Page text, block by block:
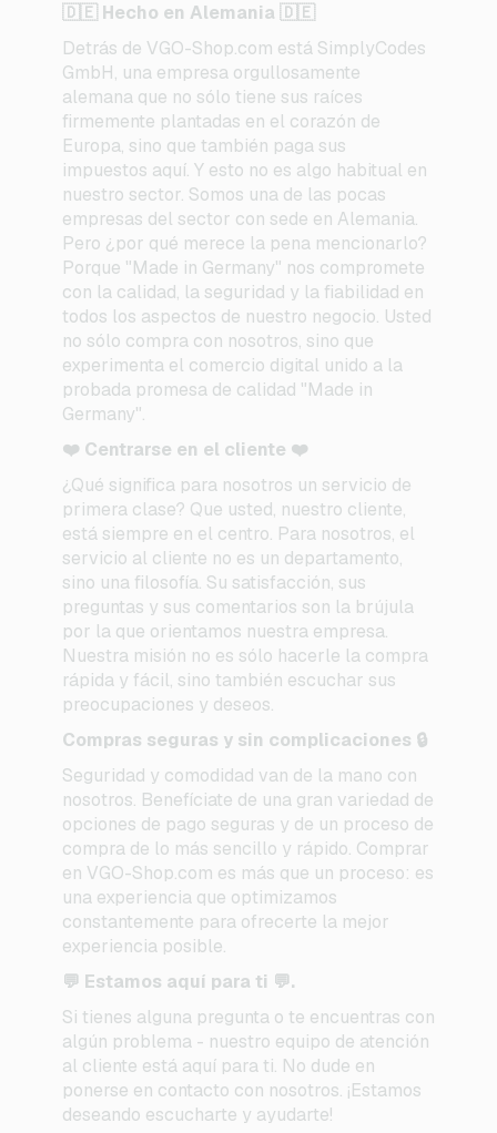
🇩🇪 Hecho en Alemania 🇩🇪
Detrás de VGO-Shop.com está SimplyCodes
GmbH, una empresa orgullosamente
alemana que no sólo tiene sus raíces
firmemente plantadas en el corazón de
Europa, sino que también paga sus
impuestos aquí. Y esto no es algo habitual en
nuestro sector. Somos una de las pocas
empresas del sector con sede en Alemania.
Pero ¿por qué merece la pena mencionarlo?
Porque "Made in Germany" nos compromete
con la calidad, la seguridad y la fiabilidad en
todos los aspectos de nuestro negocio. Usted
no sólo compra con nosotros, sino que
experimenta el comercio digital unido a la
probada promesa de calidad "Made in
Germany".
❤️ Centrarse en el cliente ❤️
¿Qué significa para nosotros un servicio de
primera clase? Que usted, nuestro cliente,
está siempre en el centro. Para nosotros, el
servicio al cliente no es un departamento,
sino una filosofía. Su satisfacción, sus
preguntas y sus comentarios son la brújula
por la que orientamos nuestra empresa.
Nuestra misión no es sólo hacerle la compra
rápida y fácil, sino también escuchar sus
preocupaciones y deseos.
Compras seguras y sin complicaciones 🔒
Seguridad y comodidad van de la mano con
nosotros. Benefíciate de una gran variedad de
opciones de pago seguras y de un proceso de
compra de lo más sencillo y rápido. Comprar
en VGO-Shop.com es más que un proceso: es
una experiencia que optimizamos
constantemente para ofrecerte la mejor
experiencia posible.
💬 Estamos aquí para ti 💬.
Si tienes alguna pregunta o te encuentras con
algún problema - nuestro equipo de atención
al cliente está aquí para ti. No dude en
ponerse en contacto con nosotros. ¡Estamos
deseando escucharte y ayudarte!